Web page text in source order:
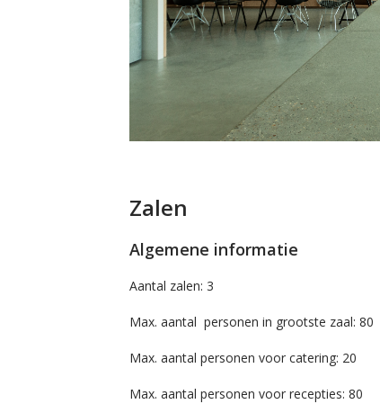
Zalen
Algemene informatie
Aantal zalen: 3
Max. aantal personen in grootste zaal: 80
Max. aantal personen voor catering: 20
Max. aantal personen voor recepties: 80